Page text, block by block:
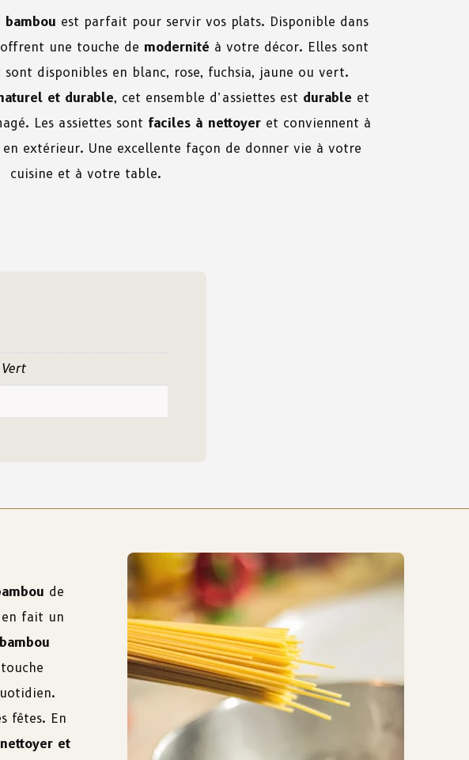
bambou est parfait pour servir vos plats. Disponible dans
une touche de modernité à votre décor. Elles sont
disponibles en blanc, rose, fuchsia, jaune ou vert.
et durable, cet ensemble d’assiettes est durable et
Les assiettes sont faciles à nettoyeret conviennent à
extérieur. Une excellente façon de donner vie à votre
cuisine et à votre table.
de
fait un
fêtes. En
et